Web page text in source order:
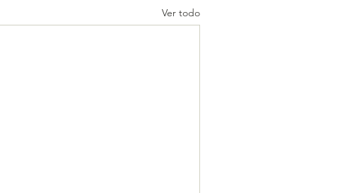
Ver todo